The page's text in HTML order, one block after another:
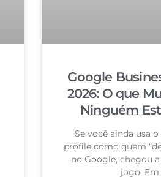
Google
2026: O que
Ninguém
Se você ainda usa
profile como quem
no Google, chegou
jogo. Em